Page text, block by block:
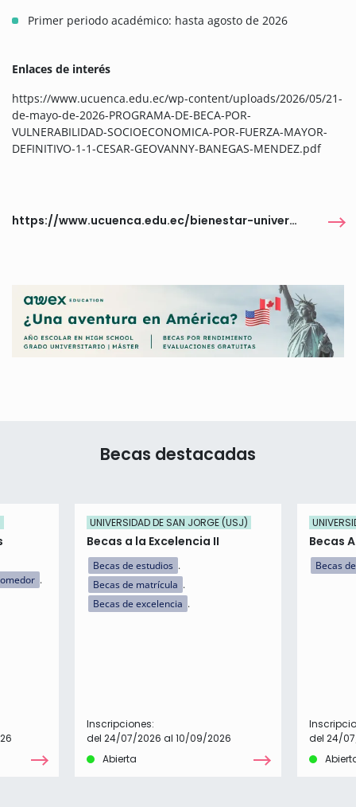
Primer periodo académico: hasta agosto de 2026
Enlaces de interés
https://www.ucuenca.edu.ec/wp-content/uploads/2026/05/21-
de-mayo-de-2026-PROGRAMA-DE-BECA-POR-
VULNERABILIDAD-SOCIOECONOMICA-POR-FUERZA-MAYOR-
DEFINITIVO-1-1-CESAR-GEOVANNY-BANEGAS-MENDEZ.pdf
https://www.ucuenca.edu.ec/bienestar-universitario/becas/
Becas destacadas
UNIVERSIDAD DE SAN JORGE (USJ)
Becas a la Excelencia II
Becas de estudios
Becas de matrícula
Becas de excelencia
Inscripciones:
del 24/07/2026 al 10/09/2026
Abierta
Becas
Becas
del 24/